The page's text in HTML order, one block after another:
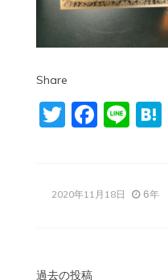
Share
Twitter
2020年11月18日 6年
過去の投稿